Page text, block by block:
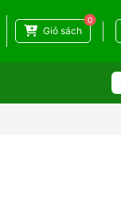
0
Giỏ sách